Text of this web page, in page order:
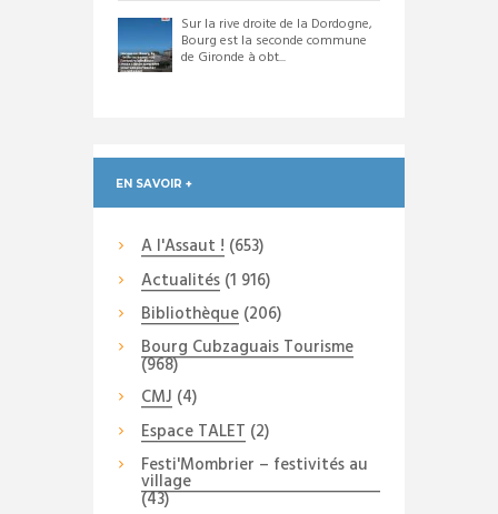
Sur la rive droite de la Dordogne,
Bourg est la seconde commune
de Gironde à obt...
EN SAVOIR +
A l'Assaut ! (653)
Actualités(1 916)
Bibliothèque(206)
Bourg Cubzaguais Tourisme
(968)
CMJ (4)
Espace TALET (2)
Festi'Mombrier – festivités au
village
(43)